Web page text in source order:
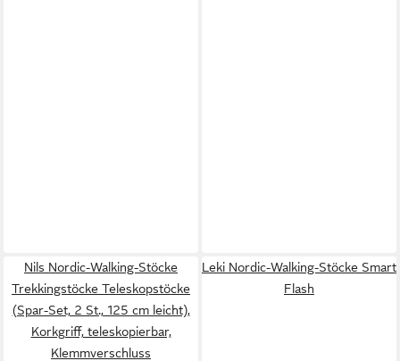
Nils Nordic-Walking-Stöcke
Trekkingstöcke Teleskopstöcke
(Spar-Set, 2 St., 125 cm leicht),
Korkgriff, teleskopierbar,
Klemmverschluss
Leki Nordic-Walking-Stöcke Smart
Flash